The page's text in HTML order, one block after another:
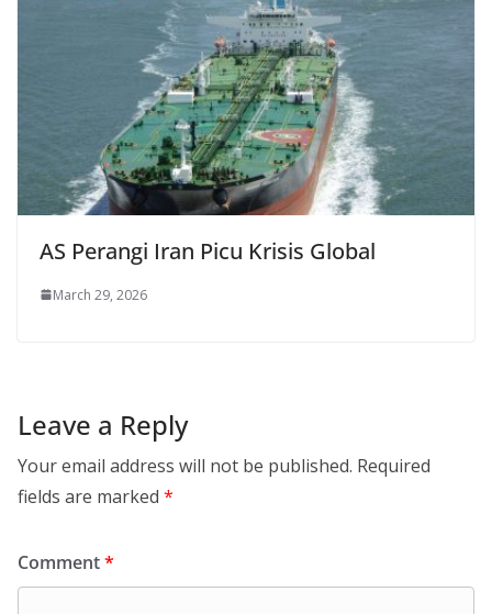
AS Perangi Iran Picu Krisis Global
March 29, 2026
Leave a Reply
Your email address will not be published. Required
fields are marked *
Comment*